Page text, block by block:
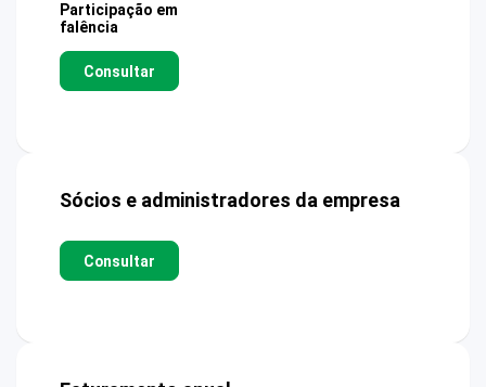
Participação em
falência
Consultar
Sócios e administradores da empresa
Consultar